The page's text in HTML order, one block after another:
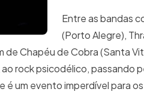
Entre as bandas
(Porto Alegre),
Chapéu de Cobra (Santa
rock psicodélico, passando
um evento imperdível para